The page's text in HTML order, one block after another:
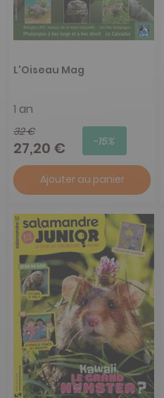
L'Oiseau Mag
1 an
32 €
27,20 € -15%
Ajouter au panier